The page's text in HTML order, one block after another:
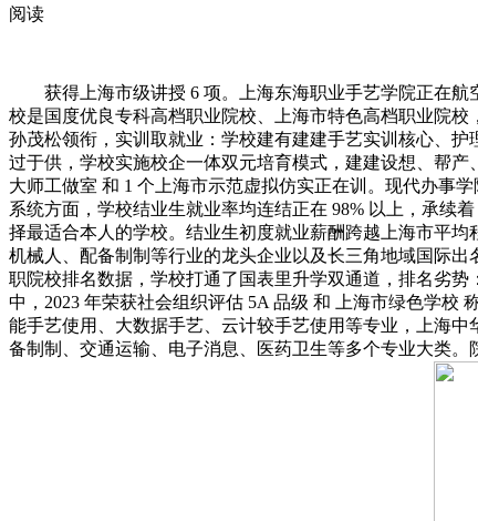
阅读
获得上海市级讲授 6 项。上海东海职业手艺学院正在航
校是国度优良专科高档职业院校、上海市特色高档职业院
孙茂松领衔，实训取就业：学校建有建建手艺实训核心、
过于供，学校实施校企一体双元培育模式，建建设想、帮
大师工做室 和 1 个上海市示范虚拟仿实正在训。现代办事
系统方面，学校结业生就业率均连结正在 98% 以上，承续
择最适合本人的学校。结业生初度就业薪酬跨越上海市平
机械人、配备制制等行业的龙头企业以及长三角地域国际出
职院校排名数据，学校打通了国表里升学双通道，排名劣
中，2023 年荣获社会组织评估 5A 品级 和 上海市绿色学校
能手艺使用、大数据手艺、云计较手艺使用等专业，上海
备制制、交通运输、电子消息、医药卫生等多个专业大类